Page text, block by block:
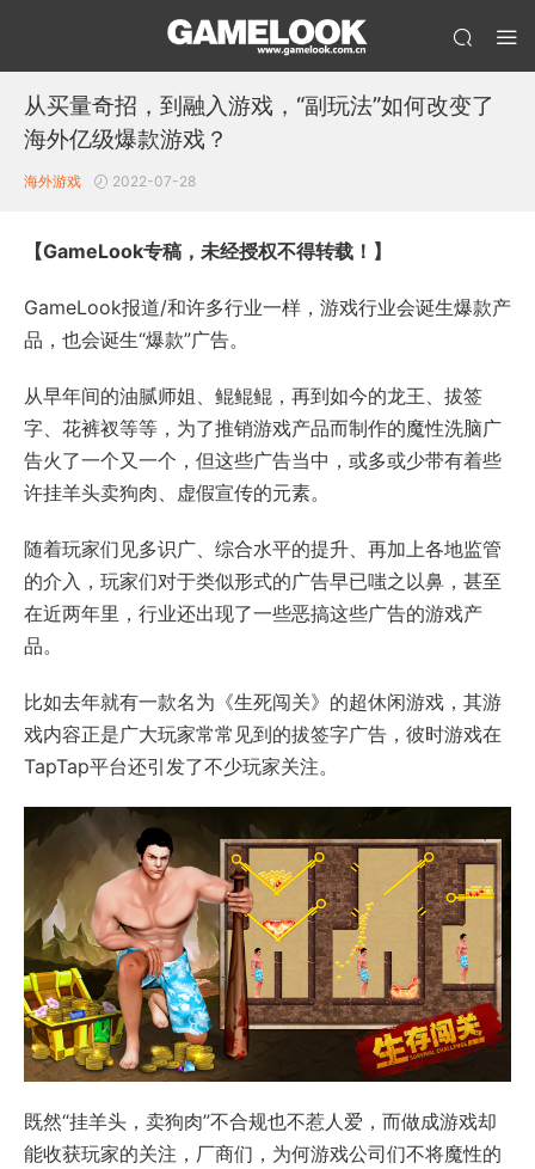
从买量奇招，到融入游戏，“副玩法”如何改变了
海外亿级爆款游戏？
海外游戏 2022-07-28
【GameLook专稿，未经授权不得转载！ 】
GameLook报道/和许多行业一样，游戏行业会诞生爆款产
品，也会诞生“爆款”广告。
从早年间的油腻师姐、鲲鲲鲲，再到如今的龙王、拔签
字、花裤衩等等，为了推销游戏产品而制作的魔性洗脑广
告火了一个又一个，但这些广告当中，或多或少带有着些
许挂羊头卖狗肉、虚假宣传的元素。
随着玩家们见多识广、综合水平的提升、再加上各地监管
的介入，玩家们对于类似形式的广告早已嗤之以鼻，甚至
在近两年里，行业还出现了一些恶搞这些广告的游戏产
品。
比如去年就有一款名为《生死闯关》的超休闲游戏，其游
戏内容正是广大玩家常常见到的拔签字广告，彼时游戏在
TapTap平台还引发了不少玩家关注。
既然“挂羊头，卖狗肉”不合规也不惹人爱，而做成游戏却
能收获玩家的关注，厂商们，为何游戏公司们不将魔性的